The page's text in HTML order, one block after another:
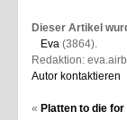
Dieser Artikel
Eva (3864).
Redaktion:
Autor kontaktieren
« Platten to die